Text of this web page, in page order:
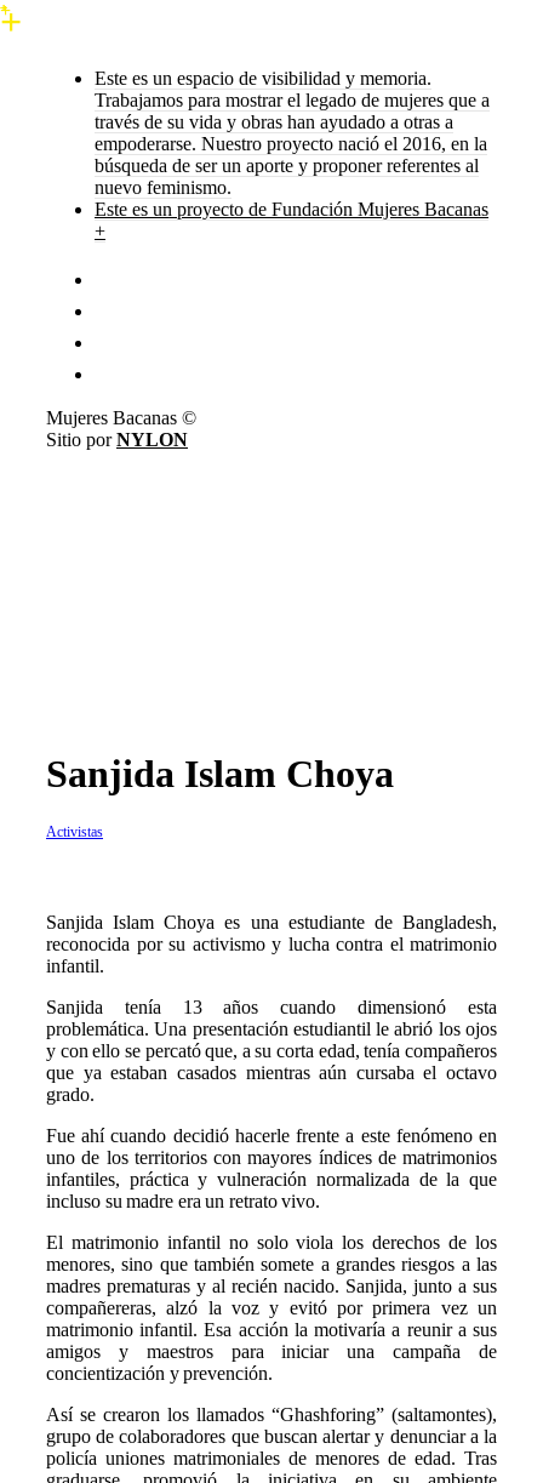
Este es un espacio de visibilidad y memoria.
Trabajamos para mostrar el legado de mujeres que a
través de su vida y obras han ayudado a otras a
empoderarse. Nuestro proyecto nació el 2016, en la
búsqueda de ser un aporte y proponer referentes al
nuevo feminismo.
Este es un proyecto de Fundación Mujeres Bacanas
+
Mujeres Bacanas ©
Sitio porNYLON
Sanjida Islam Choya
Activistas
Sanjida Islam Choya es una estudiante de Bangladesh,
reconocida por su activismo y lucha contra el matrimonio
infantil.
Sanjida tenía 13 años cuando dimensionó esta
problemática. Una presentación estudiantil le abrió los ojos
y con ello se percató que, a su corta edad, tenía compañeros
que ya estaban casados mientras aún cursaba el octavo
grado.
Fue ahí cuando decidió hacerle frente a este fenómeno en
uno de los territorios con mayores índices de matrimonios
infantiles, práctica y vulneración normalizada de la que
incluso su madre era un retrato vivo.
El matrimonio infantil no solo viola los derechos de los
menores, sino que también somete a grandes riesgos a las
madres prematuras y al recién nacido. Sanjida, junto a sus
compañereras, alzó la voz y evitó por primera vez un
matrimonio infantil. Esa acción la motivaría a reunir a sus
amigos y maestros para iniciar una campaña de
concientización y prevención.
Así se crearon los llamados “Ghashforing” (saltamontes),
grupo de colaboradores que buscan alertar y denunciar a la
policía uniones matrimoniales de menores de edad. Tras